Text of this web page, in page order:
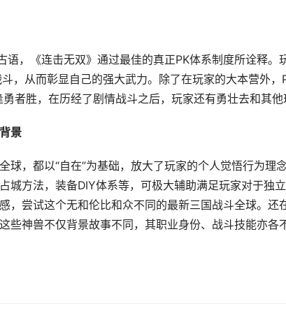
语，《连击无双》通过最佳的真正PK体系制度所诠释
，从而彰显自己的强大武力。除了在玩家的大本营外
勇者胜，在历经了剧情战斗之后，玩家还有勇壮去和其
景
球，都以“自在”为基础，放大了玩家的个人觉悟行为理
城方法，装备DIY体系等，可极大辅助满足玩家对于独
，尝试这个无和伦比和众不同的最新三国战斗全球。还
些神兽不仅背景故事不同，其职业身份、战斗技能亦各